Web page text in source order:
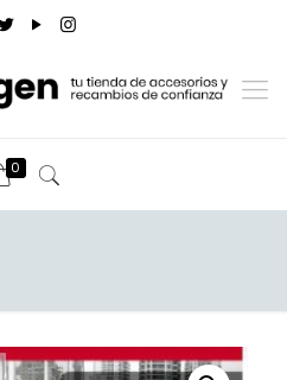
0